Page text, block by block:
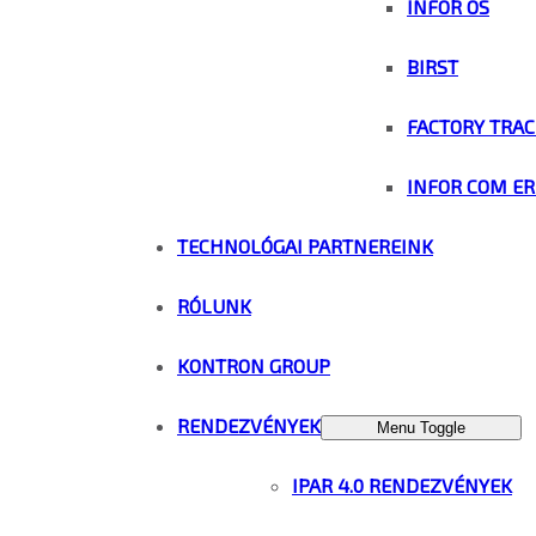
INFOR OS
BIRST
FACTORY
INFOR COM
TECHNOLÓGAI PARTNEREINK
RÓLUNK
KONTRON GROUP
RENDEZVÉNYEK Menu Toggle
IPAR 4.0 RENDEZVÉNYEK